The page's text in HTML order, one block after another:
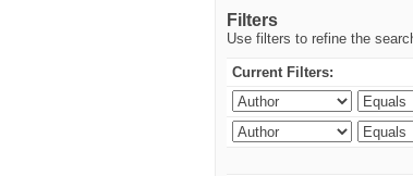
Filters
Use filters to refine the
Current Filters: